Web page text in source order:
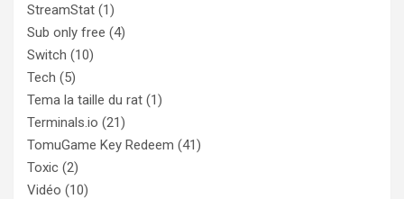
StreamStat (1)
Sub only free (4)
Switch (10)
Tech (5)
Tema la taille du rat (1)
Terminals.io (21)
TomuGame Key Redeem (41)
Toxic (2)
Vidéo (10)